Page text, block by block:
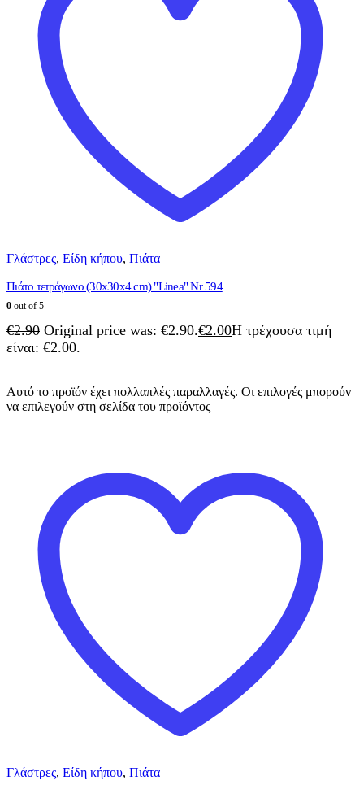
Γλάστρες, Είδη κήπου, Πιάτα
Πιάτο τετράγωνο (30x30x4 cm) "Linea" Nr 594
0 out of 5
€2.90 Original price was: €2.90.€2.00Η τρέχουσα τιμή
είναι: €2.00.
Αυτό το προϊόν έχει πολλαπλές παραλλαγές. Οι επιλογές μπορούν
να επιλεγούν στη σελίδα του προϊόντος
Γλάστρες, Είδη κήπου, Πιάτα